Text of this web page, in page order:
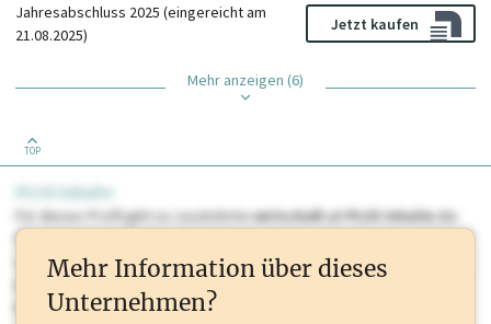
Jahresabschluss 2025 (eingereicht am
21.08.2025)
Jetzt kaufen
Mehr anzeigen (6)
TOP
Für dieses Profil gibt es zusätzlichewirtschaft.at PLUS Inhaltedie
Sie momentan nicht einsehen können. Schalten Sie dieses Profil frei
oder loggen Sie sich ein um diese Inhalte zu sehen. wirtschaft.at PLUS
Marken, Patente, Rechtstatsachen, OTS-Aussendungen, und viele
Mehr Information über dieses
Unternehmen?